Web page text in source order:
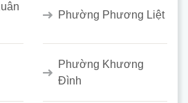
Phường Phương Liệt
Phường Khương
Đình